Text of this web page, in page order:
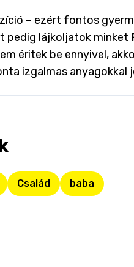
– ezért fontos
pedig lájkoljatok minket
éritek be ennyivel,
izgalmas anyagokkal
Család baba